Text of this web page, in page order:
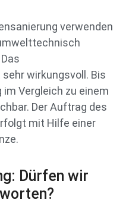
verwenden
wirkungsvoll. Bis
im Vergleich zu einem
Der Auftrag des
mit Hilfe einer
Dürfen wir